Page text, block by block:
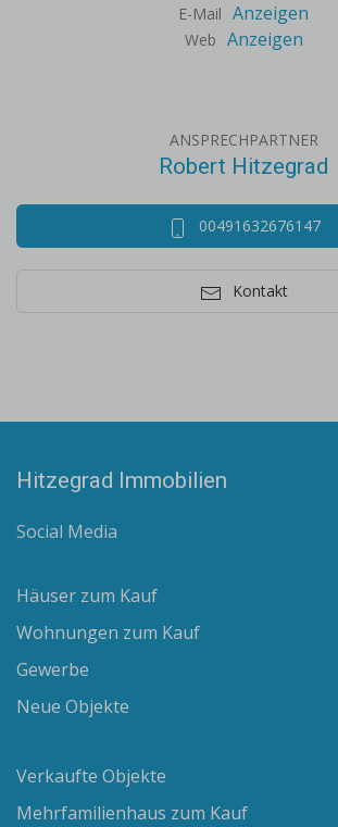
E-Mail Anzeigen
Web Anzeigen
ANSPRECHPARTNER
Robert Hitzegrad
00491632676147
Kontakt
Hitzegrad Immobilien
Social Media
Häuser zum Kauf
Wohnungen zum Kauf
Gewerbe
Neue Objekte
Verkaufte Objekte
Mehrfamilienhaus zum Kauf